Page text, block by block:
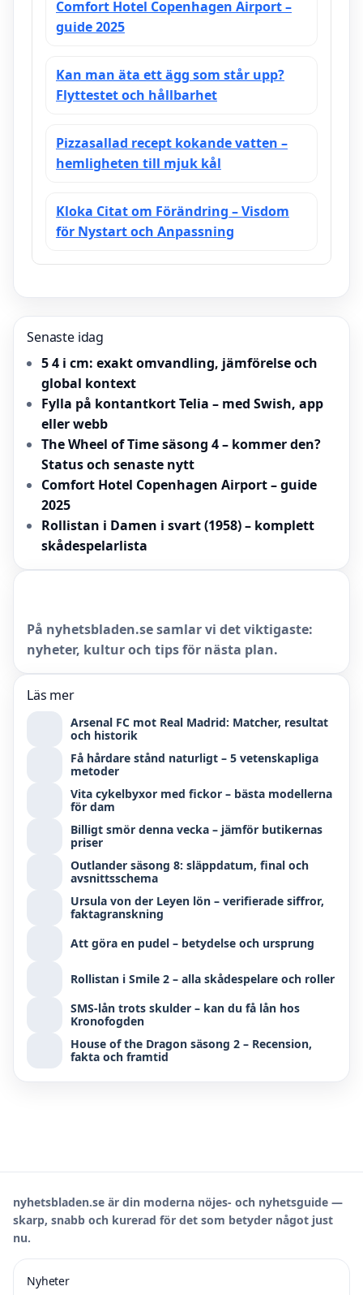
Comfort Hotel Copenhagen Airport –
guide 2025
Kan man äta ett ägg som står upp?
Flyttestet och hållbarhet
Pizzasallad recept kokande vatten –
hemligheten till mjuk kål
Kloka Citat om Förändring – Visdom
för Nystart och Anpassning
Senaste idag
5 4 i cm: exakt omvandling, jämförelse och
global kontext
Fylla på kontantkort Telia – med Swish, app
eller webb
The Wheel of Time säsong 4 – kommer den?
Status och senaste nytt
Comfort Hotel Copenhagen Airport – guide
2025
Rollistan i Damen i svart (1958) – komplett
skådespelarlista
På nyhetsbladen.se samlar vi det viktigaste:
nyheter, kultur och tips för nästa plan.
Läs mer
Arsenal FC mot Real Madrid: Matcher, resultat
och historik
Få hårdare stånd naturligt – 5 vetenskapliga
metoder
Vita cykelbyxor med fickor – bästa modellerna
för dam
Billigt smör denna vecka – jämför butikernas
priser
Outlander säsong 8: släppdatum, final och
avsnittsschema
Ursula von der Leyen lön – verifierade siffror,
faktagranskning
Att göra en pudel – betydelse och ursprung
Rollistan i Smile 2 – alla skådespelare och roller
SMS-lån trots skulder – kan du få lån hos
Kronofogden
House of the Dragon säsong 2 – Recension,
fakta och framtid
nyhetsbladen.se är din moderna nöjes- och nyhetsguide —
skarp, snabb och kurerad för det som betyder något just
nu.
Nyheter